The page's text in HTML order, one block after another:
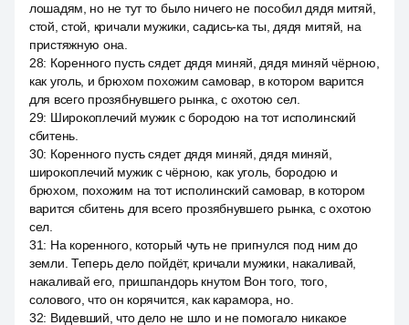
лошадям, но не тут то было ничего не пособил дядя митяй,
стой, стой, кричали мужики, садись-ка ты, дядя митяй, на
пристяжную она.
28: Коренного пусть сядет дядя миняй, дядя миняй чёрною,
как уголь, и брюхом похожим самовар, в котором варится
для всего прозябнувшего рынка, с охотою сел.
29: Широкоплечий мужик с бородою на тот исполинский
сбитень.
30: Коренного пусть сядет дядя миняй, дядя миняй,
широкоплечий мужик с чёрною, как уголь, бородою и
брюхом, похожим на тот исполинский самовар, в котором
варится сбитень для всего прозябнувшего рынка, с охотою
сел.
31: На коренного, который чуть не пригнулся под ним до
земли. Теперь дело пойдёт, кричали мужики, накаливай,
накаливай его, пришпандорь кнутом Вон того, того,
солового, что он корячится, как карамора, но.
32: Видевший, что дело не шло и не помогало никакое